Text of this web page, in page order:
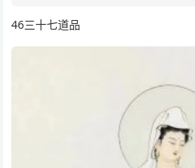
46三十七道品